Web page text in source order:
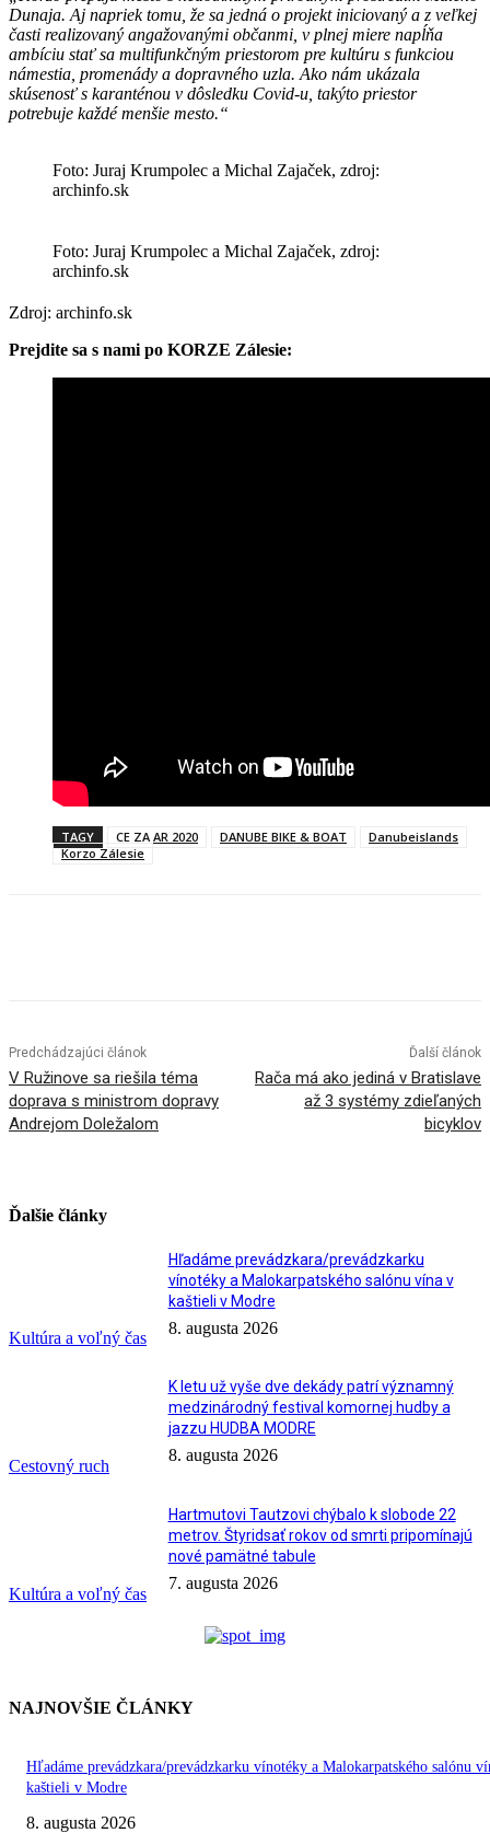
Dunaja. Aj napriek tomu, že sa jedná o projekt iniciovaný a z veľkej
časti realizovaný angažovanými občanmi, v plnej miere napĺňa
ambíciu stať sa multifunkčným priestorom pre kultúru s funkciou
námestia, promenády a dopravného uzla. Ako nám ukázala
skúsenosť s karanténou v dôsledku Covid-u, takýto priestor
potrebuje každé menšie mesto.“
Foto: Juraj Krumpolec a Michal Zajaček, zdroj:
archinfo.sk
Foto: Juraj Krumpolec a Michal Zajaček, zdroj:
archinfo.sk
Zdroj: archinfo.sk
Prejdite sa s nami po KORZE Zálesie:
TAGY CE ZA AR 2020 DANUBE BIKE & BOAT
Danubeislands
Korzo Zálesie
Predchádzajúci článok
V Ružinove sa riešila téma
doprava s ministrom dopravy
Andrejom Doležalom
Ďalší článok
Rača má ako jediná v Bratislave
až 3 systémy zdieľaných
bicyklov
Ďalšie články
Kultúra a voľný čas
Hľadáme prevádzkara/prevádzkarku
vínotéky a Malokarpatského salónu vína v
kaštieli v Modre
8. augusta 2026
Cestovný ruch
K letu už vyše dve dekády patrí významný
medzinárodný festival komornej hudby a
jazzu HUDBA MODRE
8. augusta 2026
Kultúra a voľný čas
Hartmutovi Tautzovi chýbalo k slobode 22
metrov. Štyridsať rokov od smrti pripomínajú
nové pamätné tabule
7. augusta 2026
NAJNOVŠIE ČLÁNKY
Hľadáme prevádzkara/prevádzkarku vínotéky a Malokarpatského salónu
kaštieli v Modre
8. augusta 2026